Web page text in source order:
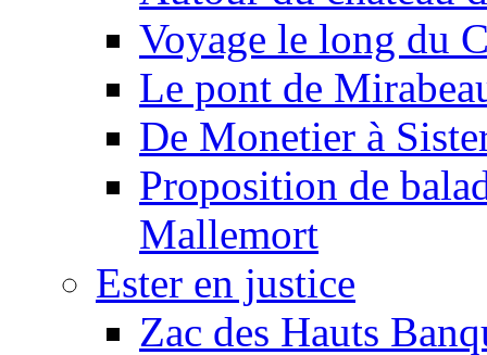
Voyage le long du
Le pont de
De Monetier à
Proposition de
Mallemort
Ester en justice
Zac des Hauts